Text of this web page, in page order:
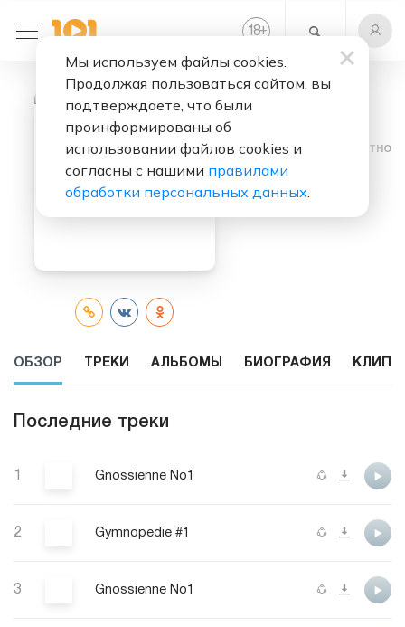
18+
Слушать бесплатно
Erik Satie
ОБЗОР ТРЕКИ АЛЬБОМЫ БИОГРАФИЯ КЛИПЫ
Последние треки
Gnossienne No1
2 Gymnopedie #1
3 Gnossienne No1
Мы используем файлы cookies.
Продолжая пользоваться сайтом, вы
подтверждаете, что были
проинформированы об
использовании файлов cookies и
согласны с нашими правилами
обработки персональных данных.